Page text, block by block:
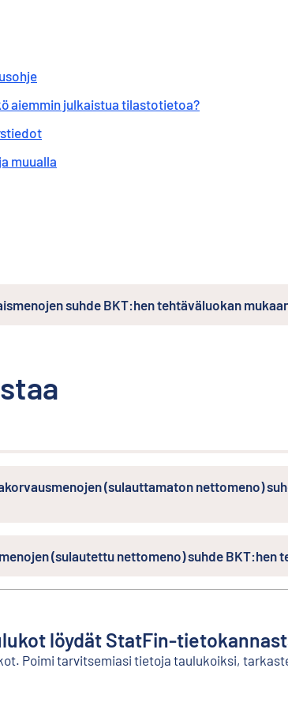
aiemmin julkaistua tilastotietoa?
muualla
suhde BKT:hen tehtäväluokan
(sulauttamaton nettomeno)
(sulautettu nettomeno) suhde BKT:hen
löydät StatFin-
Poimi tarvitsemiasi tietoja taulukoiksi,